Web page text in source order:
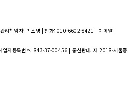
리책임자: 박소영 | 전화: 010-6602-8421 | 이메일:
자등록번호: 843-37-00456 | 통신판매:제 2018-서울중